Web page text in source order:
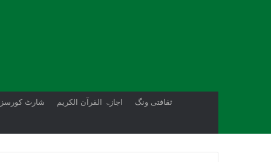
شارٹ کورسز اجازۃ القرآن الکریم ثقافتی ونگ